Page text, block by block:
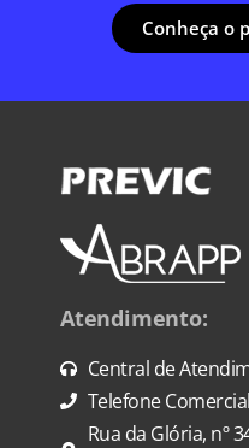
Conheça o
Atendimento:
Central de
Telefone
Rua da Glória, nº